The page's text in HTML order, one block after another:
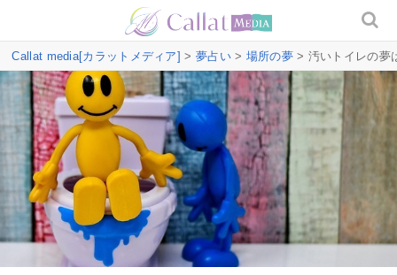
Callat media[カラットメディア] > 夢占い> 場所の夢> 汚いトイレの夢